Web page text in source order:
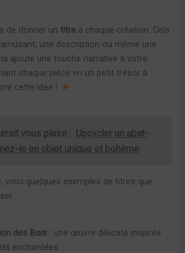
de donner untitre à chaque création. Cela
une description ou même une
ajoute une touche narrative à votre
chaque pièce en un petit trésor à
cette idée !
vous plaire :
Upcycler un abat-
le en objet unique et bohème
voici quelques exemples de titres que
:
des Bois : une œuvre délicate inspirée
enchantées.